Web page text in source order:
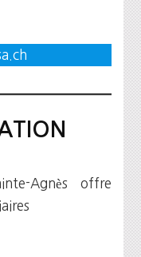
Agnès offre